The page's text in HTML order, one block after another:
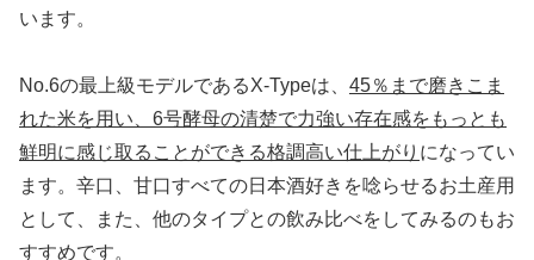
います。
No.6の最上級モデルであるX-Typeは、 45％まで磨きこま
れた米を用い、6号酵母の清楚で力強い存在感をもっとも
鮮明に感じ取ることができる格調高い仕上がり になってい
ます。辛口、甘口すべての日本酒好きを唸らせるお土産用
として、また、他のタイプとの飲み比べをしてみるのもお
すすめです。